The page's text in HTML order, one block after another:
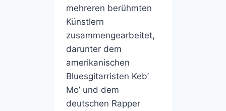
mehreren berühmten
Künstlern
zusammengearbeitet,
darunter dem
amerikanischen
Bluesgitarristen Keb’
Mo’ und dem
deutschen Rapper